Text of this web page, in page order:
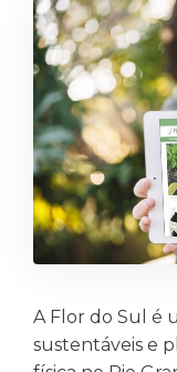
A Flor do Sul é
sustentáveis e